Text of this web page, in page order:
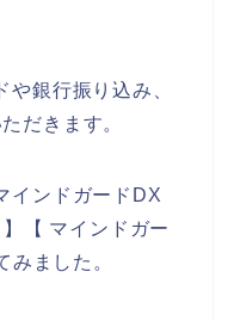
銀行振り込み、
だきます。
インドガードDX
【 マインドガー
ました。